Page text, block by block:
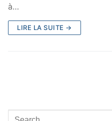
à…
LIRE LA SUITE →
Rechercher